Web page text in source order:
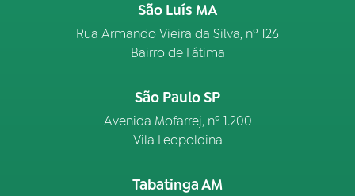
São Luís MA
Rua Armando Vieira da Silva, nº 126
Bairro de Fátima
São Paulo SP
Avenida Mofarrej, nº 1.200
Vila Leopoldina
Tabatinga AM